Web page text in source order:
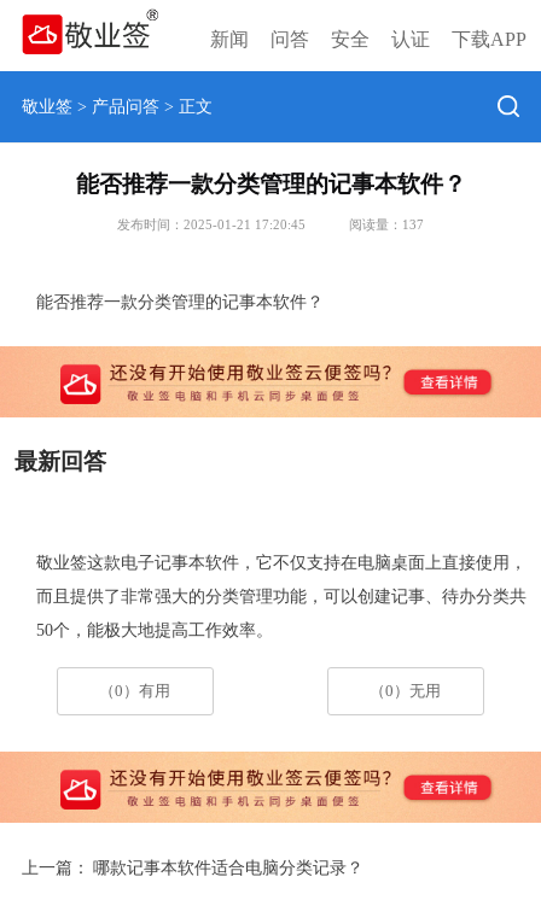
新闻 问答 安全 认证 下载APP
敬业签> 产品问答> 正文
能否推荐一款分类管理的记事本软件？
发布时间：2025-01-21 17:20:45 阅读量： 137
能否推荐一款分类管理的记事本软件？
最新回答
敬业签这款电子记事本软件，它不仅支持在电脑桌面上直接使用，
而且提供了非常强大的分类管理功能，可以创建记事、待办分类共
50个，能极大地提高工作效率。
（0）有用 （0）无用
上一篇： 哪款记事本软件适合电脑分类记录？